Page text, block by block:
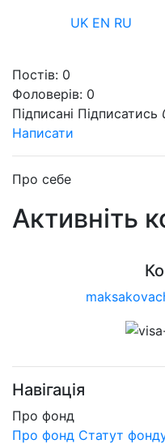
UK EN RU
Постів: 0
Фоловерів: 0
Підписані Підписатись
Написати
Про себе
Активніть
Навігація
Про фонд
Про фонд Статут